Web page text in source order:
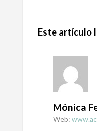
Este artículo
Mónica
Web: